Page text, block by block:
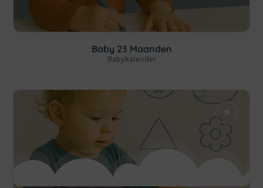
Baby 23 Maanden
Babykalender